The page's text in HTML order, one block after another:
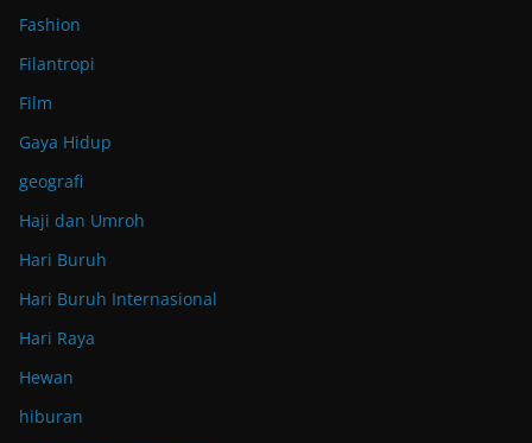
Fashion
Filantropi
Film
Gaya Hidup
geografi
Haji dan Umroh
Hari Buruh
Hari Buruh Internasional
Hari Raya
Hewan
hiburan